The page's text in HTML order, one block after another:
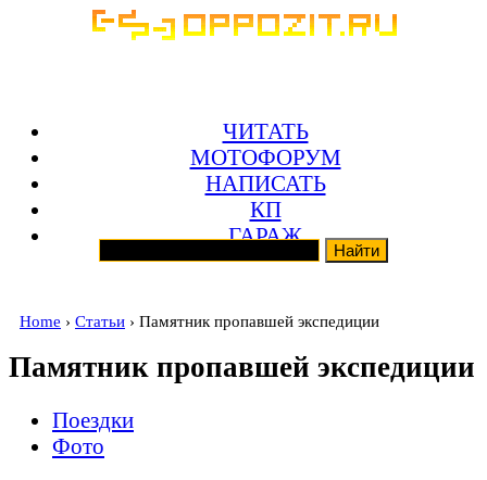
ЧИТАТЬ
МОТОФОРУМ
НАПИСАТЬ
КП
ГАРАЖ
Home › Статьи › Памятник пропавшей экспедиции
Памятник пропавшей экспедиции
Поездки
Фото